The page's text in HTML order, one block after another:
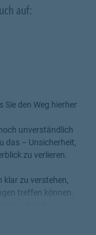
Sie den Weg hierher
unverständlich
das – Unsicherheit,
zu verlieren.
klar zu verstehen,
treffen können.
sondern
auf: